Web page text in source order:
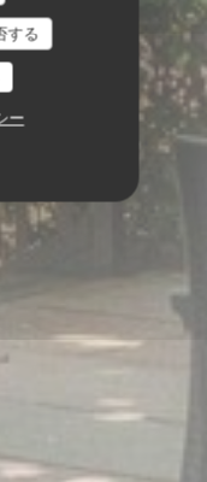
する
ー